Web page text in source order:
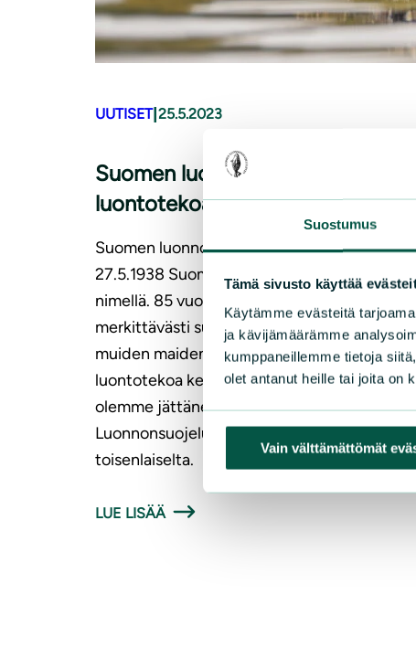
Suostumus
Tämä sivusto käyttää
Käytämme evästeitä
ja kävijämäärämme
kumppaneillemme tietoja
olet antanut heille tai joita on
Vain välttämättömät
UUTISET| 25.5.2023
Suomen luon­non­suo­je­lu­lii­ton 85
luontotekoa 85 vuodessa
Suomen luonnonsuojeluliitto perustettiin
27.5.1938 Suomen
nimellä. 85 vuoden aikana olemme
merkittävästi suomalaisen ja vähän myös
muiden maiden ympäristön tilaa. Nämä 85
luontotekoa kertovat siitä, millaisen jäljen
olemme jättäneet maailmaan. Ilman
Luonnonsuojeluliittoa Suomi näyttäisi hyvin
toisenlaiselta.
LUE LISÄÄ